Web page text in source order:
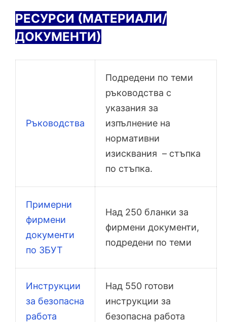
РЕСУРСИ (МАТЕРИАЛИ/
ДОКУМЕНТИ)
Ръководства
Подредени по теми
ръководства с
указания за
изпълнение на
нормативни
изисквания – стъпка
по стъпка.
Примерни
фирмени
документи
по ЗБУТ
Над 250 бланки за
фирмени документи,
подредени по теми
Инструкции
за безопасна
работа
Над 550 готови
инструкции за
безопасна работа